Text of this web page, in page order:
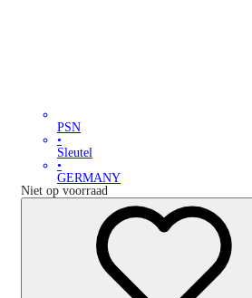
PSN
•
Sleutel
•
GERMANY
Niet op voorraad